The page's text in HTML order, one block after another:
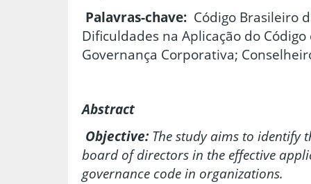
Palavras-chave: Código Brasileiro
Dificuldades na Aplicação do
Governança Corporativa;
Abstract
Objective:The study aims to identify
board of directors in the effective
governance code in organizations.